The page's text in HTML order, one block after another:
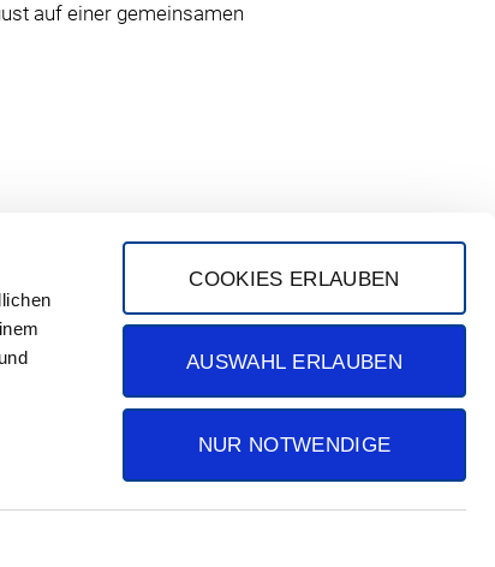
COOKIES ERLAUBEN
AUSWAHL ERLAUBEN
NUR NOTWENDIGE
auf einer gemeinsamen